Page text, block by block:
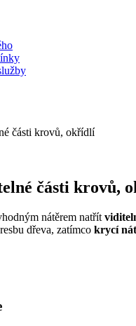
části krovů, okřídlí
části krovů,
nátěrem natřít
dřeva, zatímco krycí